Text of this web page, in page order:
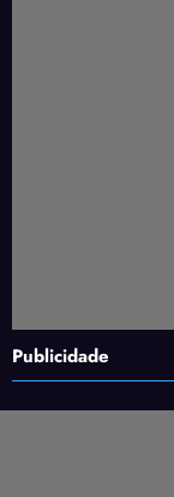
Publicidade